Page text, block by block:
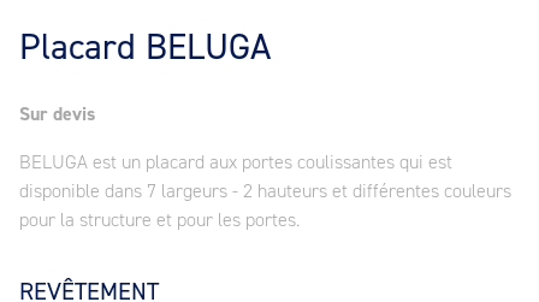
Placard BELUGA
Sur devis
BELUGA est un placard aux portes coulissantes qui est
disponible dans 7 largeurs - 2 hauteurs et différentes couleurs
pour la structure et pour les portes.
REVÊTEMENT